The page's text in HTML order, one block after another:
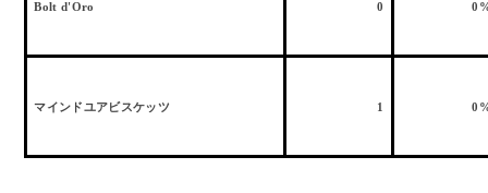
Bolt d'Oro 0
マインドユアビスケッツ 1